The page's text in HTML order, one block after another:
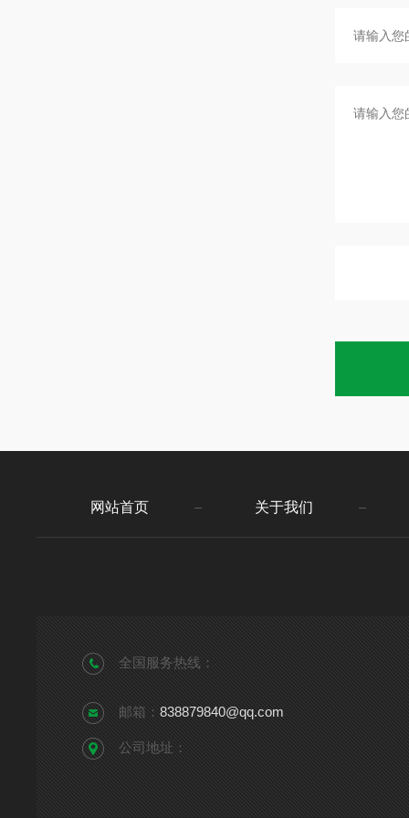
网站首页 关于我们
全国服务热线：
邮箱：838879840@qq.com
公司地址：